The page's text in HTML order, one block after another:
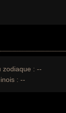
zodiaque : --
: --